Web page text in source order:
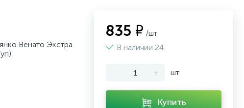
Венато Экстра
835 ₽ /шт
В наличии 24
- + шт
Купить